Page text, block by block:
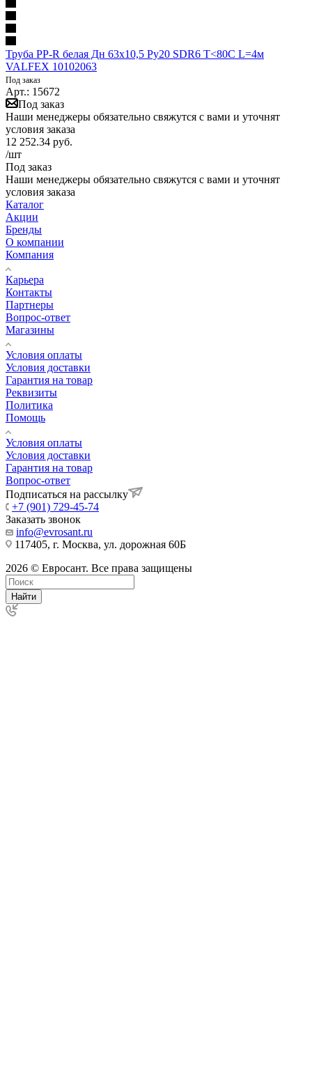
Труба PP-R белая Дн 63х10,5 Ру20 SDR6 Т<80С L=4м
VALFEX 10102063
Под заказ
Арт.: 15672
Под заказ
Наши менеджеры обязательно свяжутся с вами и уточнят
условия заказа
12 252.34 руб.
/шт
Под заказ
Наши менеджеры обязательно свяжутся с вами и уточнят
условия заказа
Каталог
Акции
Бренды
О компании
Компания
Карьера
Контакты
Партнеры
Вопрос-ответ
Магазины
Условия оплаты
Условия доставки
Гарантия на товар
Реквизиты
Политика
Помощь
Условия оплаты
Условия доставки
Гарантия на товар
Вопрос-ответ
Подписаться на рассылку
+7 (901) 729-45-74
Заказать звонок
info@evrosant.ru
117405, г. Москва, ул. дорожная 60Б
2026 © Евросант. Все права защищены
Найти